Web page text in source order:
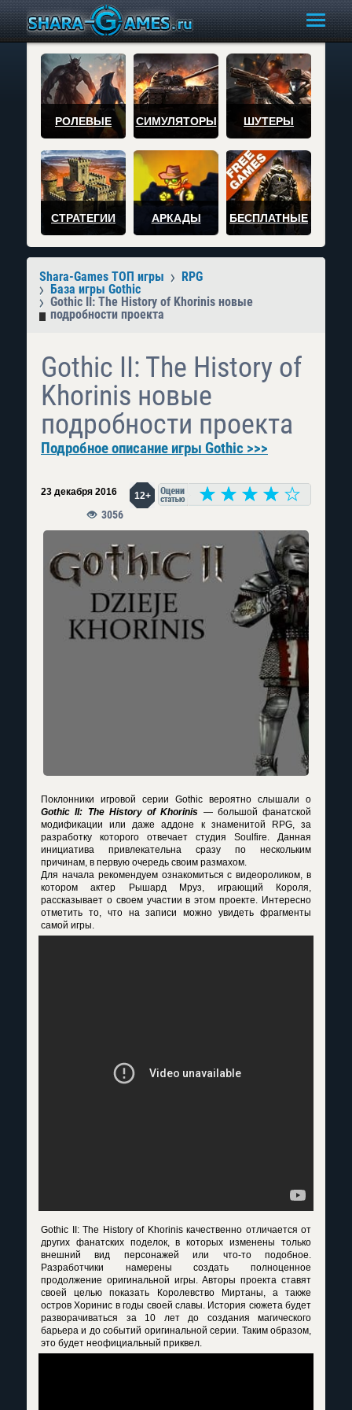
РОЛЕВЫЕ СИМУЛЯТОРЫ ШУТЕРЫ
СТРАТЕГИИ АРКАДЫ БЕСПЛАТНЫЕ
Shara-Games ТОП игры
RPG
База игры Gothic
Gothic II: The History of Khorinis новые
подробности проекта
Gothic II: The History of
Khorinis новые
подробности проекта
Подробное описание игры Gothic >>>
23 декабря 2016 12+
3056
Поклонники игровой серии Gothic вероятно слышали о
Gothic II: The History of Khorinis — большой фанатской
модификации или даже аддоне к знаменитой RPG, за
разработку которого отвечает студия Soulfire. Данная
инициатива привлекательна сразу по нескольким
причинам, в первую очередь своим размахом.
Для начала рекомендуем ознакомиться с видеороликом, в
котором актер Рышард Мруз, играющий Короля,
рассказывает о своем участии в этом проекте. Интересно
отметить то, что на записи можно увидеть фрагменты
самой игры.
Gothic II: The History of Khorinis качественно отличается от
других фанатских поделок, в которых изменены только
внешний вид персонажей или что-то подобное.
Разработчики намерены создать полноценное
продолжение оригинальной игры. Авторы проекта ставят
своей целью показать Королевство Миртаны, а также
остров Хоринис в годы своей славы. История сюжета будет
разворачиваться за 10 лет до создания магического
барьера и до событий оригинальной серии. Таким образом,
это будет неофициальный приквел.